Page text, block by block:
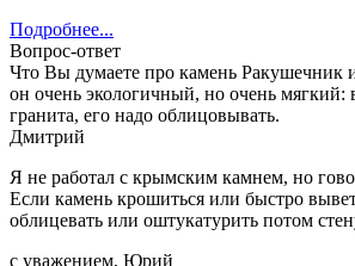
Подробнее...
Вопрос-ответ
Что Вы думаете про камень Ракушечник
он очень экологичный, но очень мягкий:
гранита, его надо облицовывать.
Дмитрий
Я не работал с крымским камнем, но
Если камень крошиться или быстро
облицевать или оштукатурить потом
с уважением, Юрий